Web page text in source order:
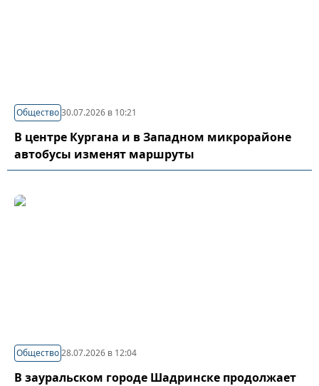
Общество30.07.2026 в 10:21
В центре Кургана и в Западном микрорайоне
автобусы изменят маршруты
Общество28.07.2026 в 12:04
В зауральском городе Шадринске продолжает